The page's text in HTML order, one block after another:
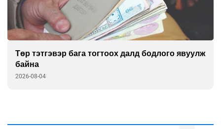
Төр тэтгэвэр бага тогтоох далд бодлого явуулж
байна
2026-08-04